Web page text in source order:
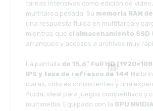
tareas intensivas como edición de
multitarea pesada. Su memoria RAM de
una respuesta fluida en multitarea y
mientras que el almacenamiento SSD
arranques y accesos a archivos muy
La pantalla de 15.6″ Full HD
IPS y tasa de refresco de 144 Hz
claras, colores consistentes y una
fluida, ideal para juegos competitivos y
multimedia. Equipado con la GPU